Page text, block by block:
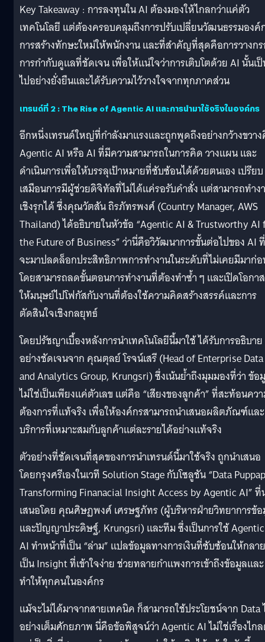
Key Takeaway : การลงทุนใน AI ต้องมองให้ไกลกว่าแค่ตัว
เทคโนโลยี แต่ต้องครอบคลุมถึงการปรับเปลี่ยนวัฒนธรรมองค์
การสร้างทักษะใหม่ให้พนักงาน และที่สำคัญที่สุดคือการวางก
การกำกับดูแลที่ชัดเจน เพื่อให้แน่ใจว่าการเติบโตด้วย AI นั้นเ
ไปอย่างยั่งยืนและได้รับความไว้วางใจจากทุกภาคส่วน
เทรนด์ที่ 2 : The Rise of Agentic AI และการนำมาใช้จริงในองค์กร
อีกหนึ่งเทรนด์ใหญ่ที่กำลังมาแรงและถูกพูดถึงอย่างกว้างขวา
Agentic AI หรือ AI ที่มีความสามารถในการคิด วางแผน และ
ดำเนินการเพื่อให้บรรลุเป้าหมายที่ซับซ้อนได้ด้วยตนเอง เปรียบ
เสมือนการมีผู้ช่วยดิจิทัลที่ไม่ได้แค่รอรับคำสั่ง แต่สามารถทำง
เชิงรุกได้ ซึ่งคุณวัตสัน ถิรภัทรพงศ์ (Country Manager, AWS
Thailand) ได้อธิบายในหัวข้อ “Agentic AI & Trustworthy AI
the Future of Business” ว่านี่คือวิวัฒนาการขั้นต่อไปของ AI ที่
จะมาปลดล็อกประสิทธิภาพการทำงานในระดับที่ไม่เคยมีมาก่
โดยสามารถลดขั้นตอนการทำงานที่ต้องทำซ้ำ ๆ และเปิดโอกาส
ให้มนุษย์ไปโฟกัสกับงานที่ต้องใช้ความคิดสร้างสรรค์และการ
ตัดสินใจเชิงกลยุทธ์
โดยปรัชญาเบื้องหลังการนำเทคโนโลยีนี้มาใช้ ได้รับการอธิบาย
อย่างชัดเจนจาก คุณตุลย์ โรจน์เสรี (Head of Enterprise Data
and Analytics Group, Krungsri) ซึ่งเน้นย้ำถึงมุมมองที่ว่า ข้อ
ไม่ใช่เป็นเพียงแค่ตัวเลข แต่คือ “เสียงของลูกค้า” ที่สะท้อนคว
ต้องการที่แท้จริง เพื่อให้องค์กรสามารถนำเสนอผลิตภัณฑ์และ
บริการที่เหมาะสมกับลูกค้าแต่ละรายได้อย่างแท้จริง
ตัวอย่างที่ชัดเจนที่สุดของการนำเทรนด์นี้มาใช้จริง ถูกนำเสนอ
โดยกรุงศรีเองในเวที Solution Stage กับโซลูชัน “Data
Transforming Finanacial Insight Access by Agentic AI” ที่
เสนอโดย คุณศิษฏพงศ์ เศรษฐภัทร (ผู้บริหารฝ่ายวิทยาการข้
และปัญญาประดิษฐ์, Krungsri) และทีม ซึ่งเป็นการใช้ Agentic
AI ทำหน้าที่เป็น “ล่าม” แปลข้อมูลทางการเงินที่ซับซ้อนให้กลาย
เป็น Insight ที่เข้าใจง่าย ช่วยทลายกำแพงการเข้าถึงข้อมูลและ
ทำให้ทุกคนในองค์กร
แม้จะไม่ได้มาจากสายเทคนิค ก็สามารถใช้ประโยชน์จาก Data
อย่างเต็มศักยภาพ นี่คือข้อพิสูจน์ว่า Agentic AI ไม่ใช่เรื่องไก